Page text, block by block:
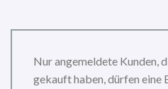
Nur angemeldete Kunden,
gekauft haben, dürfen eine